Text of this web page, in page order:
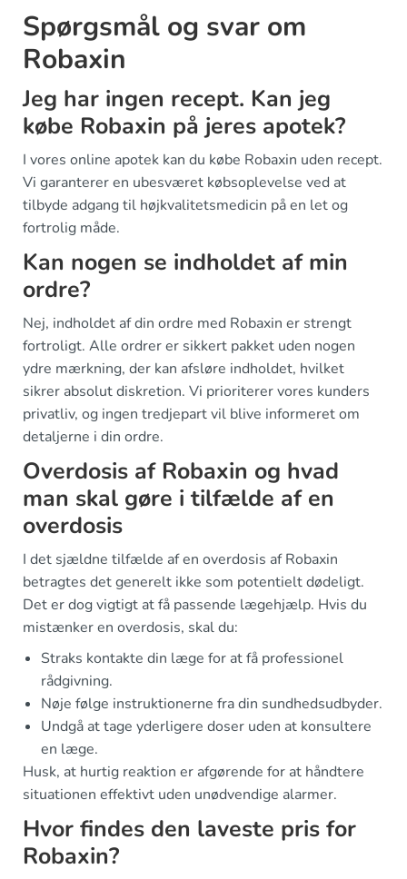
Spørgsmål og svar om
Robaxin
Jeg har ingen recept. Kan jeg
købe Robaxin på jeres apotek?
I vores online apotek kan du købe Robaxin uden recept.
Vi garanterer en ubesværet købsoplevelse ved at
tilbyde adgang til højkvalitetsmedicin på en let og
fortrolig måde.
Kan nogen se indholdet af min
ordre?
Nej, indholdet af din ordre med Robaxin er strengt
fortroligt. Alle ordrer er sikkert pakket uden nogen
ydre mærkning, der kan afsløre indholdet, hvilket
sikrer absolut diskretion. Vi prioriterer vores kunders
privatliv, og ingen tredjepart vil blive informeret om
detaljerne i din ordre.
Overdosis af Robaxin og hvad
man skal gøre i tilfælde af en
overdosis
I det sjældne tilfælde af en overdosis af Robaxin
betragtes det generelt ikke som potentielt dødeligt.
Det er dog vigtigt at få passende lægehjælp. Hvis du
mistænker en overdosis, skal du:
Straks kontakte din læge for at få professionel
rådgivning.
Nøje følge instruktionerne fra din sundhedsudbyder.
Undgå at tage yderligere doser uden at konsultere
en læge.
Husk, at hurtig reaktion er afgørende for at håndtere
situationen effektivt uden unødvendige alarmer.
Hvor findes den laveste pris for
Robaxin?